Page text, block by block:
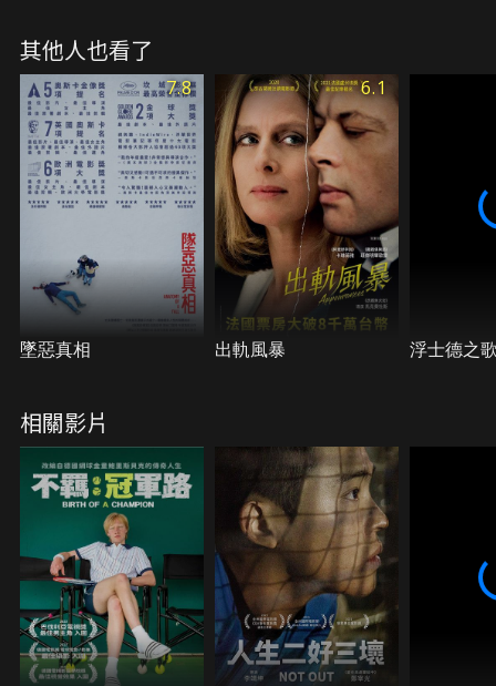
她訓練成閃亮新星。在費德的一對一貼身指導下，麗
姿將面對遠超出訓練過程的身體與情感壓力。然而麗
姿所擁有的決心，是否足以擺脫費德對她的扭曲掌
控？
其他人也看了
7.8
墜惡真相
6.1
出軌風暴 浮士德之
相關影片